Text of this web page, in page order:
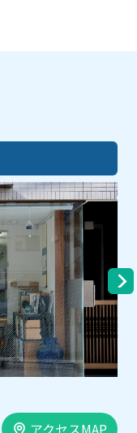
アクセスMAP